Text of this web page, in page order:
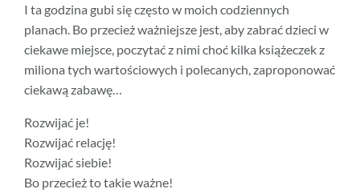
I ta godzina gubi się często w moich codziennych
planach. Bo przecież ważniejsze jest, aby zabrać dzieci w
ciekawe miejsce, poczytać z nimi choć kilka książeczek z
miliona tych wartościowych i polecanych, zaproponować
ciekawą zabawę…
Rozwijać je!
Rozwijać relację!
Rozwijać siebie!
Bo przecież to takie ważne!